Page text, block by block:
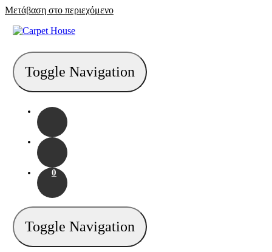
Μετάβαση στο περιεχόμενο
Toggle Navigation
0
Toggle Navigation